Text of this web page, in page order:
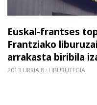
Euskal-frantses
Frantziako
arrakasta biribila
2013 URRIA 8 LIBURUTEGIA